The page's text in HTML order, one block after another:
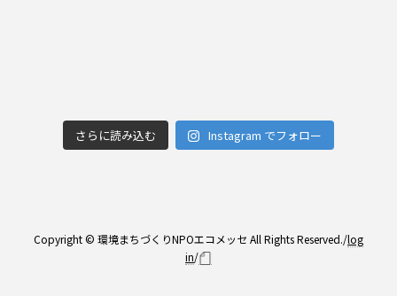
さらに読み込む Instagram でフォロー
Copyright © 環境まちづくりNPOエコメッセ All Rights Reserved./log
in/